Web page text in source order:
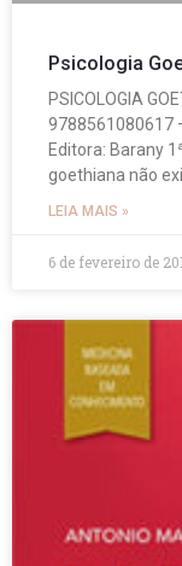
Psicologia
PSICOLOGIA
9788561080617
Editora: Barany
goethiana não
LEIA MAIS »
6 de fevereiro de